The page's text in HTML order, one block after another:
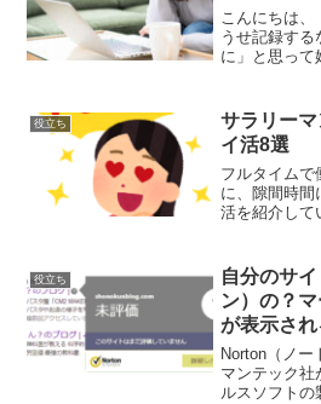
こんにちは
うせ記録する
に」と思って
多すぎて探し
戴することが
役立ち
サラリー
イ活8選
フルタイムで
に、隙間時間
活を紹介して
役立ち
自分のサ
ン）の？マ
が表示さ
Norton（ノー
マンテック社
ルスソフトの